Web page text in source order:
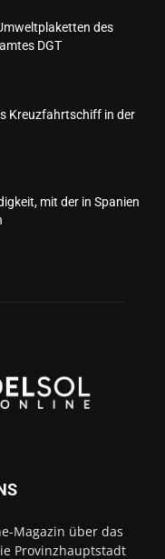
des
DGT
Kreuzfahrtschiff in der
mit der in Spanien
Magazin über das
Provinzhauptstadt